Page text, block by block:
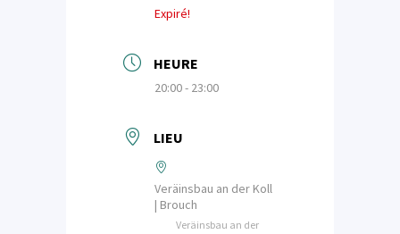
Expiré!
HEURE
20:00 - 23:00
LIEU
Veräinsbau an der Koll
| Brouch
Veräinsbau an der